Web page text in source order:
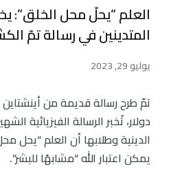
العلم “يحلّ محل الخلق”:
المتدينين في رسالة تمّ
يوليو 29, 2023
دولار، تُخبر الرسالة الفيزيائية
الدينية وطلابها أن العلم “يحل
يمكن اعتبار الله “مشابهًا للبشر”.